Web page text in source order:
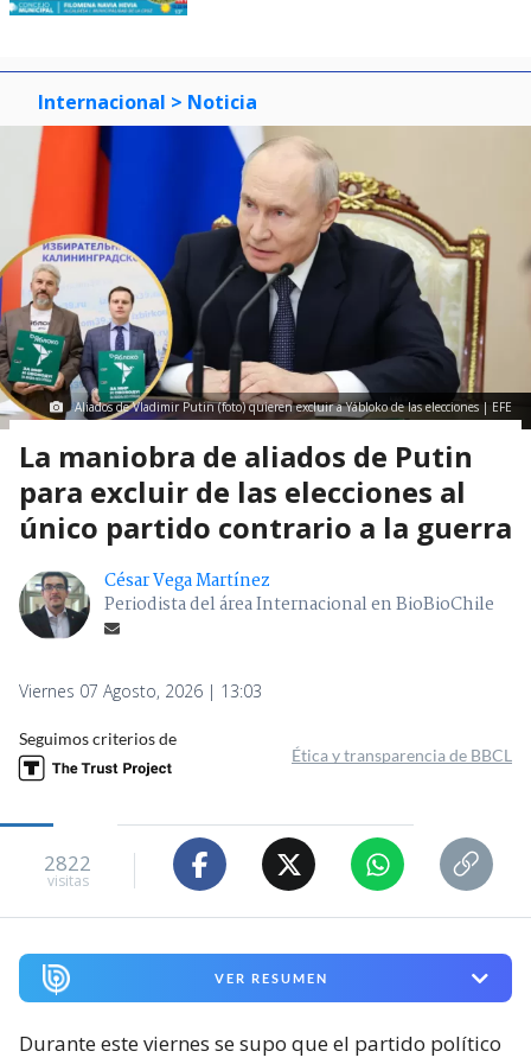
Internacional > Noticia
Aliados de Vladimir Putin (foto) quieren excluir a Yábloko de las elecciones | EFE
La maniobra de aliados de Putin
para excluir de las elecciones al
único partido contrario a la guerra
César Vega Martínez
Periodista del área Internacional en BioBioChile
Viernes 07 Agosto, 2026 | 13:03
Seguimos criterios de
Ética y transparencia de BBCL
2822
visitas
VER RESUMEN
Durante este viernes se supo que el partido político